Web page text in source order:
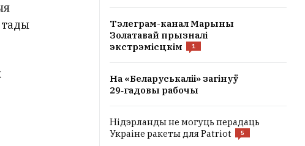
тады
Тэлеграм-канал Марыны
Золатавай прызналі
экстрэмісцкім
1
На «Беларуськаліі» загінуў
29‑гадовы рабочы
Нідэрланды не могуць перадаць
Украіне ракеты для Patriot
5